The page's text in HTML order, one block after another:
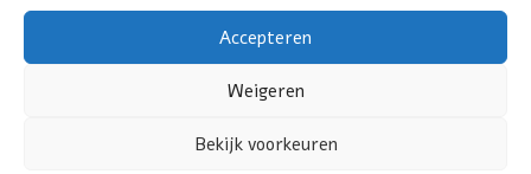
Accepteren
Weigeren
Bekijk voorkeuren
Datum eerste publicatie: 23 december 2021
Datum laatste wijziging: 25 december 2025